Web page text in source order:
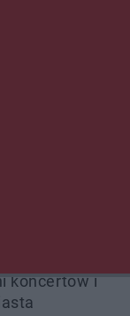
koncertów i